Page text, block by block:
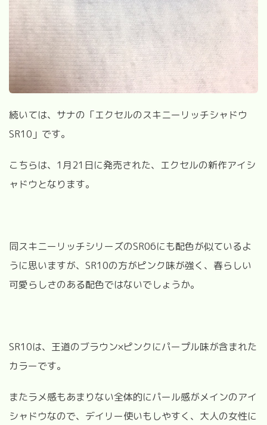
続いては、サナの「エクセルのスキニーリッチシャドウ
SR10」です。
こちらは、1月21日に発売された、エクセルの新作アイシ
ャドウとなります。
同スキニーリッチシリーズのSR06にも配色が似ているよ
うに思いますが、SR10の方がピンク味が強く、春らしい
可愛らしさのある配色ではないでしょうか。
SR10は、王道のブラウン×ピンクにパープル味が含まれた
カラーです。
またラメ感もあまりない全体的にパール感がメインのアイ
シャドウなので、デイリー使いもしやすく、大人の女性に